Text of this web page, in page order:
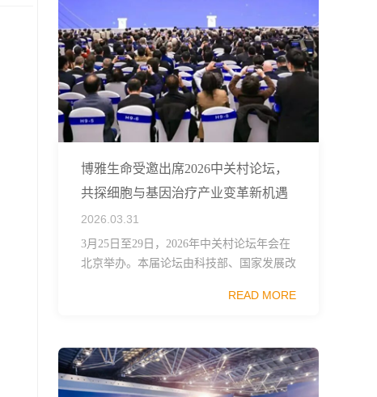
博雅生命受邀出席2026中关村论坛，
共探细胞与基因治疗产业变革新机遇
2026.03.31
3月25日至29日，2026年中关村论坛年会在
北京举办。本届论坛由科技部、国家发展改
国科学院、中国工程院、中国科协和北京市
READ MORE